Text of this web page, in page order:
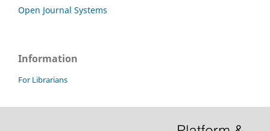
Open Journal Systems
Information
For Librarians